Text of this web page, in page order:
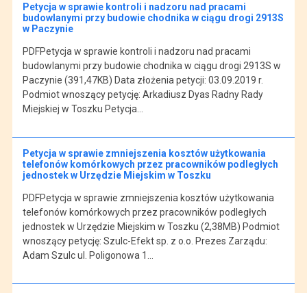
Petycja w sprawie kontroli i nadzoru nad pracami
budowlanymi przy budowie chodnika w ciągu drogi 2913S
w Paczynie
PDFPetycja w sprawie kontroli i nadzoru nad pracami
budowlanymi przy budowie chodnika w ciągu drogi 2913S w
Paczynie (391,47KB) Data złożenia petycji: 03.09.2019 r.
Podmiot wnoszący petycję: Arkadiusz Dyas Radny Rady
Miejskiej w Toszku Petycja…
Petycja w sprawie zmniejszenia kosztów użytkowania
telefonów komórkowych przez pracowników podległych
jednostek w Urzędzie Miejskim w Toszku
PDFPetycja w sprawie zmniejszenia kosztów użytkowania
telefonów komórkowych przez pracowników podległych
jednostek w Urzędzie Miejskim w Toszku (2,38MB) Podmiot
wnoszący petycję: Szulc-Efekt sp. z o.o. Prezes Zarządu:
Adam Szulc ul. Poligonowa 1…